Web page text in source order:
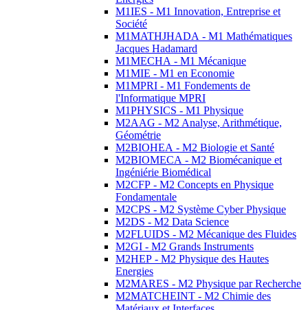
M1IES - M1 Innovation, Entreprise et
Société
M1MATHJHADA - M1 Mathématiques
Jacques Hadamard
M1MECHA - M1 Mécanique
M1MIE - M1 en Economie
M1MPRI - M1 Fondements de
l'Informatique MPRI
M1PHYSICS - M1 Physique
M2AAG - M2 Analyse, Arithmétique,
Géométrie
M2BIOHEA - M2 Biologie et Santé
M2BIOMECA - M2 Biomécanique et
Ingéniérie Biomédical
M2CFP - M2 Concepts en Physique
Fondamentale
M2CPS - M2 Système Cyber Physique
M2DS - M2 Data Science
M2FLUIDS - M2 Mécanique des Fluides
M2GI - M2 Grands Instruments
M2HEP - M2 Physique des Hautes
Energies
M2MARES - M2 Physique par Recherche
M2MATCHEINT - M2 Chimie des